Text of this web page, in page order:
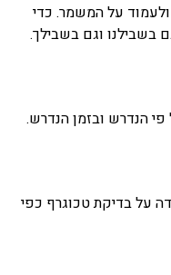
על המשמר. כדי
בשבילנו וגם בשבילך.
הנדרש ובזמן הנדרש.
על בדיקת טכוגרף כפי